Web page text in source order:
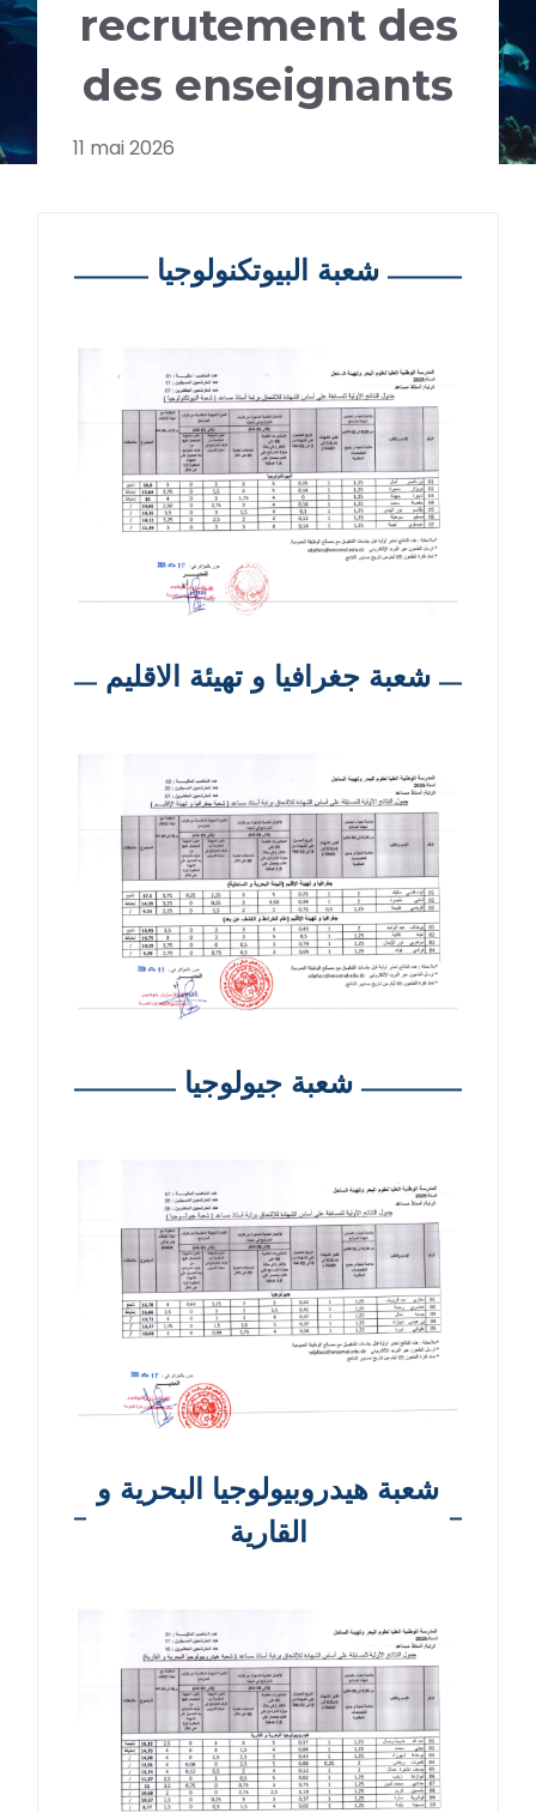
recrutement des
des enseignants
11 mai 2026
شعبة البيوتكنولوجيا
شعبة جغرافيا و تهيئة الاقليم
شعبة جيولوجيا
شعبة هيدروبيولوجيا البحرية و
القارية